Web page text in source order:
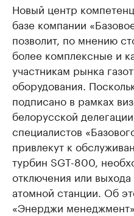
Новый центр
базе компании
позволит, по мнению
более комплексные и
участникам рынка
оборудования.
подписано в рамках
белорусской
специалистов
привлекут к
турбин SGT-800,
отключения или
атомной станции. Об
«Энерджи